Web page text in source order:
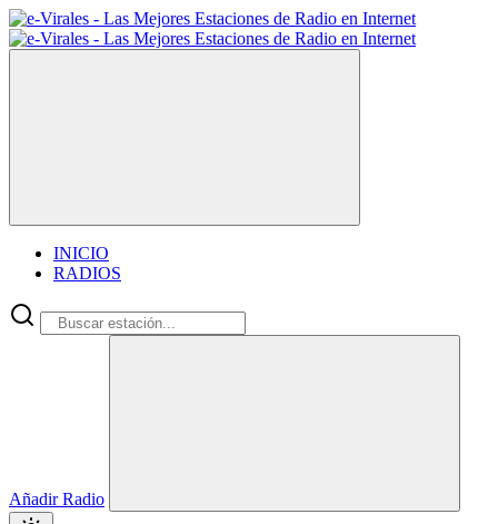
INICIO
RADIOS
Añadir Radio